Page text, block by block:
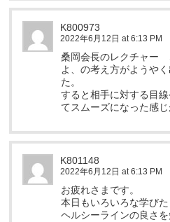
K800973
2022年6月12日 at 6:13 PM
桑岡会長のレクチャー
よ、の考え方がようや
た。
すると相手に対する目
てスムーズになった感じ
K801148
2022年6月12日 at 6:13 PM
お疲れさまです。
本日もいろいろな学びた
ヘルシーラインの良さ